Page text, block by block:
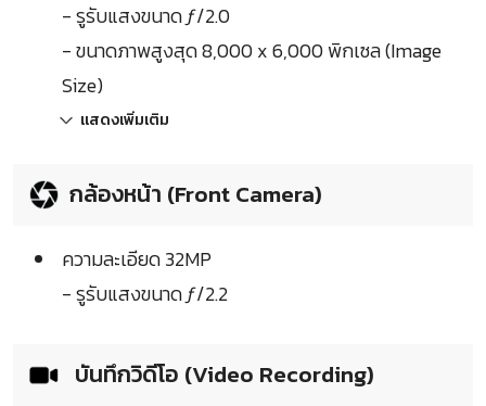
- รูรับแสงขนาด ƒ/2.0
- ขนาดภาพสูงสุด 8,000 x 6,000 พิกเซล (Image
Size)
แสดงเพิ่มเติม
กล้องหน้า (Front Camera)
ความละเอียด 32MP
- รูรับแสงขนาด ƒ/2.2
บันทึกวิดีโอ (Video Recording)